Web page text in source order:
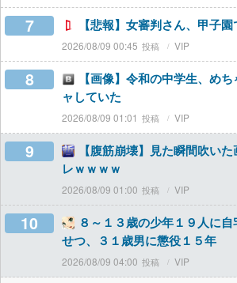
7 【悲報】女審判さん、甲子
2026/08/09 00:45 VIP
8
【画像】令和の中学生、め
ャしていた
2026/08/09 01:01 VIP
9
【腹筋崩壊】見た瞬間吹い
レｗｗｗｗ
2026/08/09 01:00 VIP
10
８～１３歳の少年１９人に
せつ、３１歳男に懲役１５年
2026/08/09 04:00 VIP